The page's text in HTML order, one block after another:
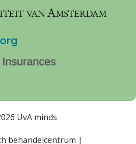
UvA minds
behandelcentrum |